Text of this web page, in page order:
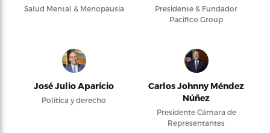
Salud Mental & Menopausia
Presidente & Fundador
Pacifico Group
José Julio Aparicio
Política y derecho
Carlos Johnny Méndez
Núñez
Presidente Cámara de
Representantes